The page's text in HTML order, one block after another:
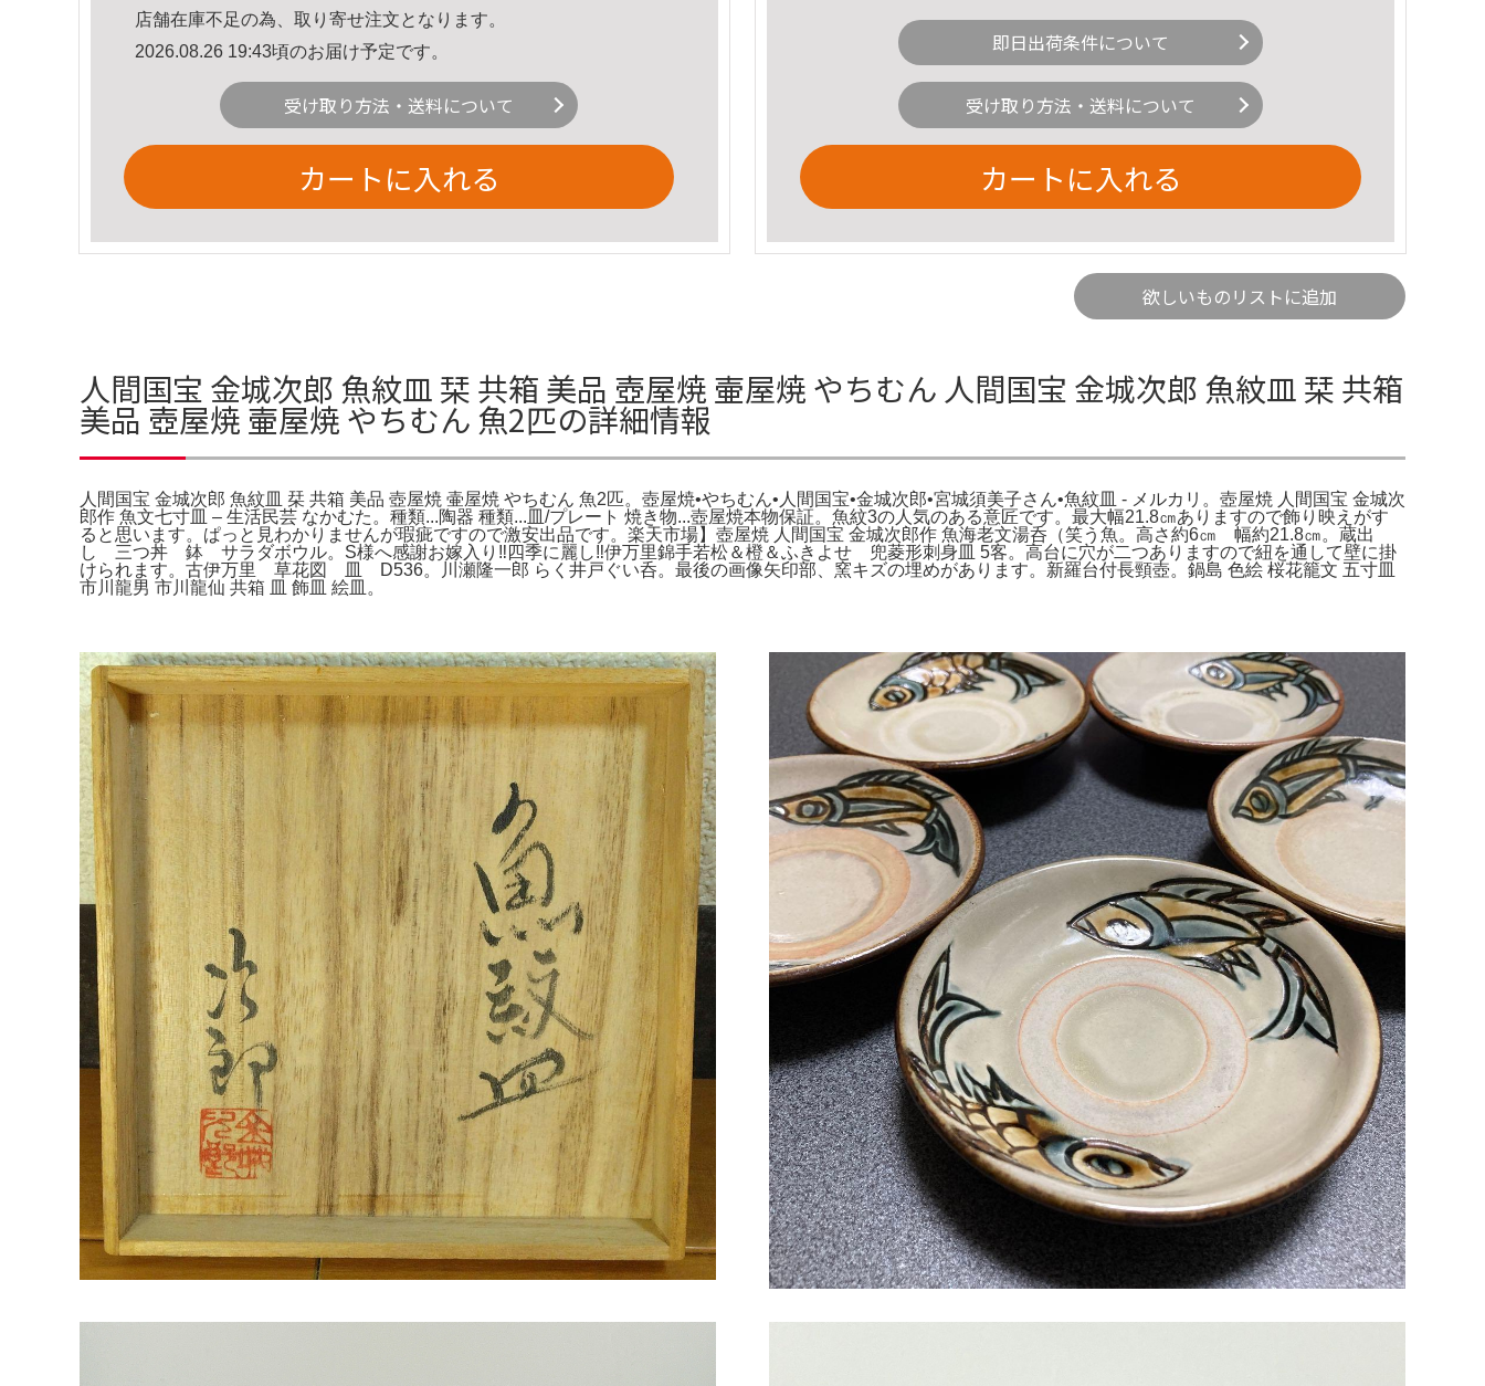
店舗在庫不足の為、取り寄せ注文となります。
2026.08.26 19:43頃のお届け予定です。
受け取り方法・送料について
カートに入れる
即日出荷条件について
受け取り方法・送料について
カートに入れる
欲しいものリストに追加
人間国宝 金城次郎 魚紋皿 栞 共箱 美品 壺屋焼 壷屋焼 やちむん 人間国宝 金城次郎 魚紋皿 栞 共箱
美品 壺屋焼 壷屋焼 やちむん 魚2匹の詳細情報
人間国宝 金城次郎 魚紋皿 栞 共箱 美品 壺屋焼 壷屋焼 やちむん 魚2匹。壺屋焼•やちむん•人間国宝•金城次郎•宮城須美子さん•魚紋皿 - メルカリ。壺屋焼 人間国宝 金城次
郎作 魚文七寸皿 – 生活民芸 なかむた。種類...陶器 種類...皿/プレート 焼き物...壺屋焼本物保証。魚紋3の人気のある意匠です。最大幅21.8㎝ありますので飾り映えがす
ると思います。ぱっと見わかりませんが瑕疵ですので激安出品です。楽天市場】壺屋焼 人間国宝 金城次郎作 魚海老文湯呑（笑う魚。高さ約6㎝ 幅約21.8㎝。蔵出
し 三つ丼 鉢 サラダボウル。S様へ感謝お嫁入り‼️四季に麗し‼️伊万里錦手若松＆橙＆ふきよせ 兜菱形刺身皿 5客。高台に穴が二つありますので紐を通して壁に掛
けられます。古伊万里 草花図 皿 D536。川瀬隆一郎 らく井戸ぐい呑。最後の画像矢印部、窯キズの埋めがあります。新羅台付長頸壺。鍋島 色絵 桜花籠文 五寸皿
市川龍男 市川龍仙 共箱 皿 飾皿 絵皿。